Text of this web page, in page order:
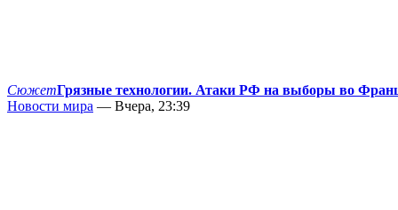
СюжетГрязные технологии. Атаки РФ на выборы во
Новости мира — Вчера, 23:39